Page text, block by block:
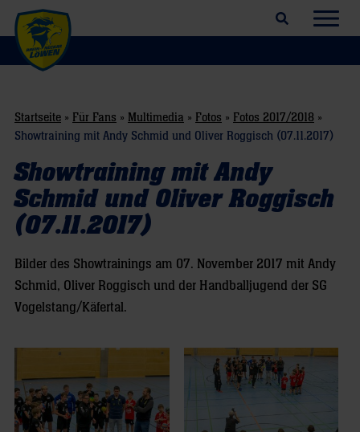
Suchfeld öffnen
Startseite » Für Fans » Multimedia » Fotos » Fotos 2017/2018 »
Showtraining mit Andy Schmid und Oliver Roggisch (07.11.2017)
Showtraining mit Andy
Schmid und Oliver Roggisch
(07.11.2017)
Bilder des Showtrainings am 07. November 2017 mit Andy
Schmid, Oliver Roggisch und der Handballjugend der SG
Vogelstang/Käfertal.